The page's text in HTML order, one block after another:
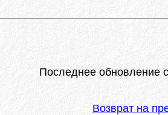
Последнее обновление
Возврат на